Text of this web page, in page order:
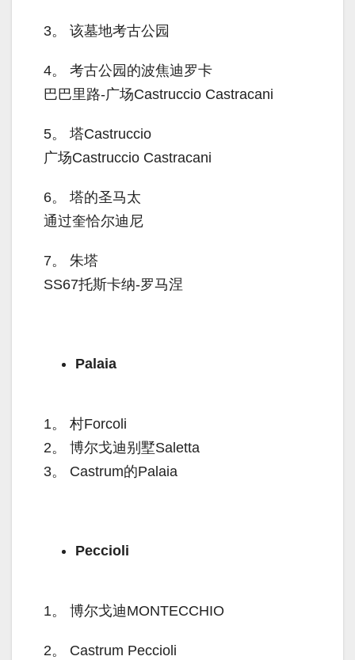
3。 该墓地考古公园
4。
考古公园的波焦迪罗卡
巴巴里路-广场Castruccio Castracani
5。
塔Castruccio
广场Castruccio Castracani
6。
塔的圣马太
通过奎恰尔迪尼
7。
朱塔
SS67托斯卡纳-罗马涅
Palaia
1。
村Forcoli
2。
博尔戈迪别墅Saletta
3。
Castrum的Palaia
Peccioli
1。 博尔戈迪MONTECCHIO
2。 Castrum Peccioli